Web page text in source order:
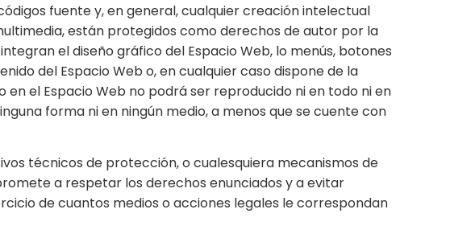
fuente y, en general, cualquier creación intelectual
están protegidos como derechos de autor por la
el diseño gráfico del Espacio Web, lo menús, botones
del Espacio Web o, en cualquier caso dispone de la
el Espacio Web no podrá ser reproducido ni en todo ni en
forma ni en ningún medio, a menos que se cuente con
técnicos de protección, o cualesquiera mecanismos de
a respetar los derechos enunciados y a evitar
de cuantos medios o acciones legales le correspondan